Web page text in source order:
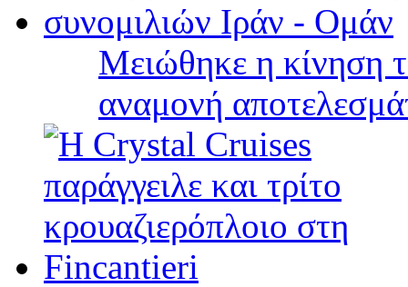
Μειώθηκε η κίνηση
αναμονή